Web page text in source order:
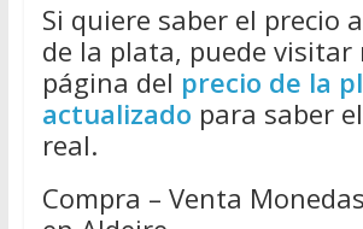
Si quiere saber el precio
de la plata, puede visitar
página del precio de la
actualizado para saber
real.
Compra – Venta